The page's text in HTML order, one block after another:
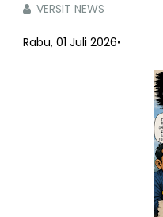
VERSIT NEWS
Rabu, 01 Juli 2026•